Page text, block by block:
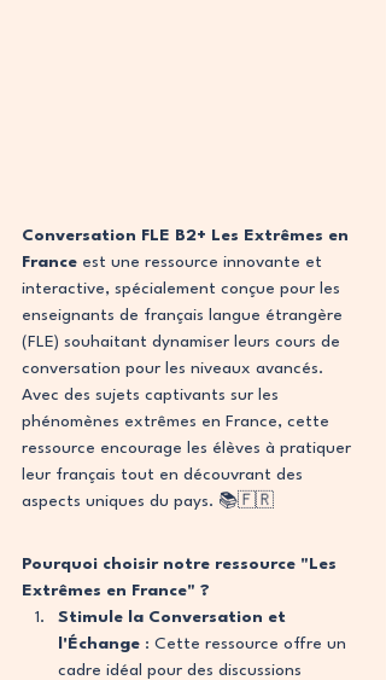
Conversation FLE B2+ Les Extrêmes en
France est une ressource innovante et
interactive, spécialement conçue pour les
enseignants de français langue étrangère
(FLE) souhaitant dynamiser leurs cours de
conversation pour les niveaux avancés.
Avec des sujets captivants sur les
phénomènes extrêmes en France, cette
ressource encourage les élèves à pratiquer
leur français tout en découvrant des
aspects uniques du pays. 📚🇫🇷
Pourquoi choisir notre ressource "Les
Extrêmes en France" ?
Stimule la Conversation et
l'Échange : Cette ressource offre un
cadre idéal pour des discussions